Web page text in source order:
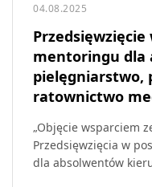
04.08.2025
mentoringu dla
pielęgniarstwo,
ratownictwo
„Objęcie wsparciem
Przedsięwzięcia w
dla absolwentów